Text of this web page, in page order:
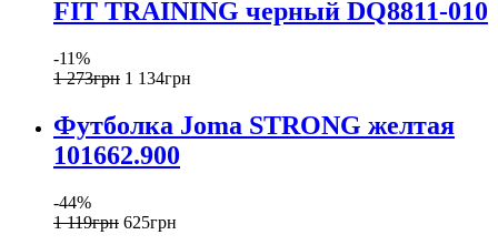
FIT TRAINING черный DQ8811-010
-11%
1 273грн 1 134грн
Футболка Joma STRONG желтая
101662.900
-44%
1 119грн 625грн